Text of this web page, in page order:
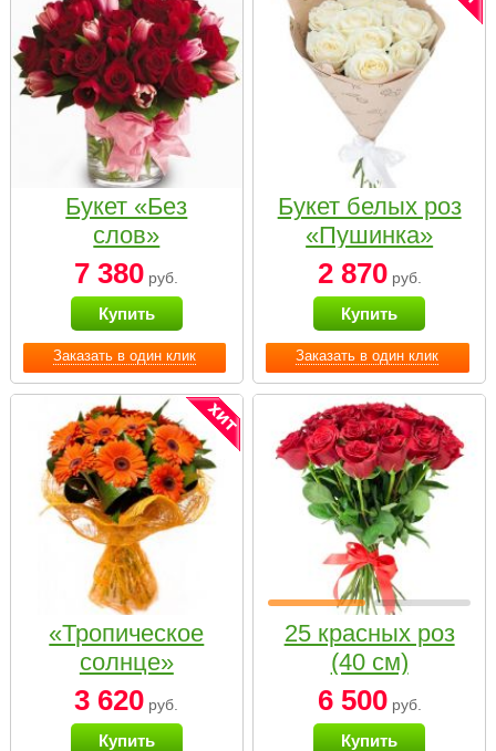
Заказать в один клик
Букет «Без
слов»
7 380 руб.
Купить
Заказать в один клик
Букет белых роз
«Пушинка»
2 870руб.
Купить
«Тропическое
солнце»
3 620 руб.
Купить
25 красных роз
(40 см)
6 500руб.
Купить